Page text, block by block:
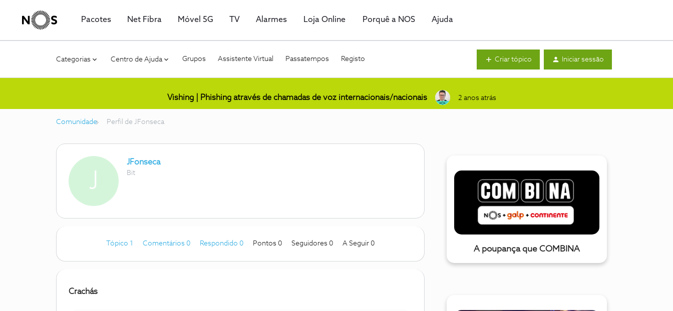
Pacotes Net Fibra Móvel 5G TV Alarmes Loja Online Porquê a NOS Ajuda
Categorias Centro de Ajuda Grupos Assistente Virtual Passatempos Registo Criar tópico Iniciar sessão
Vishing | Phishing através de chamadas de voz internacionais/nacionais 2 anos atrás
Comunidade Perfil de JFonseca
J
JFonseca
Bit
Tópico 1 Comentários 0 Respondido 0 Pontos 0 Seguidores 0 A Seguir 0
Crachás
A poupança que COMBINA